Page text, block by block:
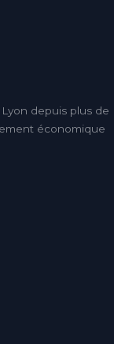
depuis plus de
économique